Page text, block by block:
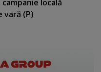
locală
vară (P)